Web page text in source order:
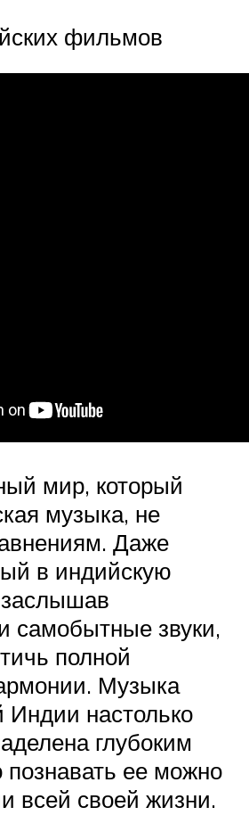
фильмов
мир, который
музыка, не
Даже
в индийскую
самобытные звуки,
полной
Музыка
Индии настолько
глубоким
ее можно
всей своей жизни.